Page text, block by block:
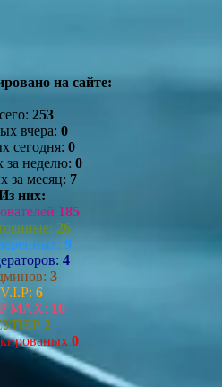
на сайте:
253
вчера: 0
сегодня: 0
неделю: 0
за месяц: 7
них:
185
26
9
4
3
V.I.P: 6
MAX: 10
2
0